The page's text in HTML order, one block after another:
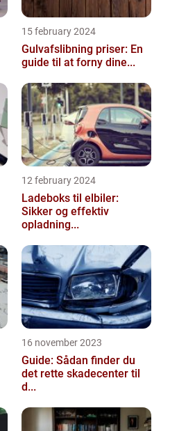
15 february 2024
Gulvafslibning priser: En
guide til at forny dine...
12 february 2024
Ladeboks til elbiler:
Sikker og effektiv
opladning...
16 november 2023
Guide: Sådan finder du
det rette skadecenter til
d...